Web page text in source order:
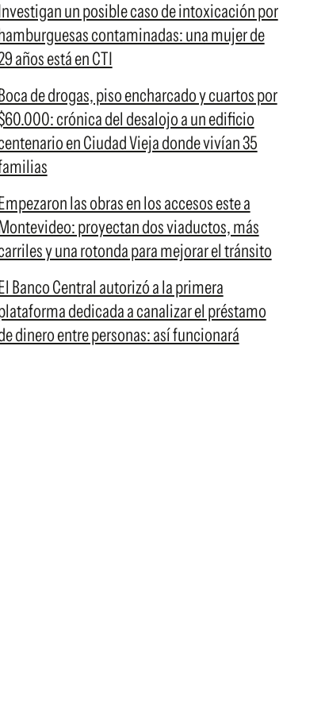
un posible caso de intoxicación por
contaminadas: una mujer de
años está en CTI
de drogas, piso encharcado y cuartos por
crónica del desalojo a un edificio
en Ciudad Vieja donde vivían 35
las obras en los accesos este a
proyectan dos viaductos, más
y una rotonda para mejorar el tránsito
Banco Central autorizó a la primera
dedicada a canalizar el préstamo
dinero entre personas: así funcionará